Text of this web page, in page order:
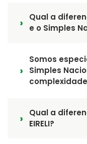
Qual a
e o Simples
Somos
Simples
Qual a
EIRELI?